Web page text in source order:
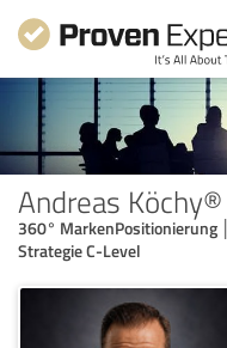
Andreas Köchy®
360° MarkenPositionierung
Strategie C-Level